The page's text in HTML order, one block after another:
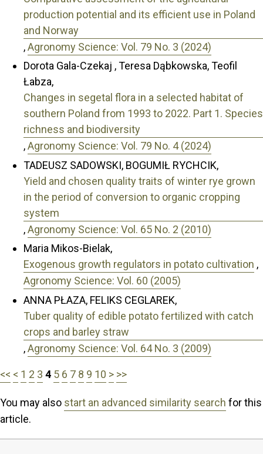
production potential and its efficient use in Poland
and Norway
,Agronomy Science: Vol. 79 No. 3 (2024)
Dorota Gala-Czekaj , Teresa Dąbkowska, Teofil
Łabza,
Changes in segetal flora in a selected habitat of
southern Poland from 1993 to 2022. Part 1. Species
richness and biodiversity
,Agronomy Science: Vol. 79 No. 4 (2024)
TADEUSZ SADOWSKI, BOGUMIŁ RYCHCIK,
Yield and chosen quality traits of winter rye grown
in the period of conversion to organic cropping
system
,Agronomy Science: Vol. 65 No. 2 (2010)
Maria Mikos-Bielak,
Exogenous growth regulators in potato cultivation ,
Agronomy Science: Vol. 60 (2005)
ANNA PŁAZA, FELIKS CEGLAREK,
Tuber quality of edible potato fertilized with catch
crops and barley straw
,Agronomy Science: Vol. 64 No. 3 (2009)
<< < 1 2 3 4 5 6 7 8 9 10 > >>
You may also start an advanced similarity search for this
article.